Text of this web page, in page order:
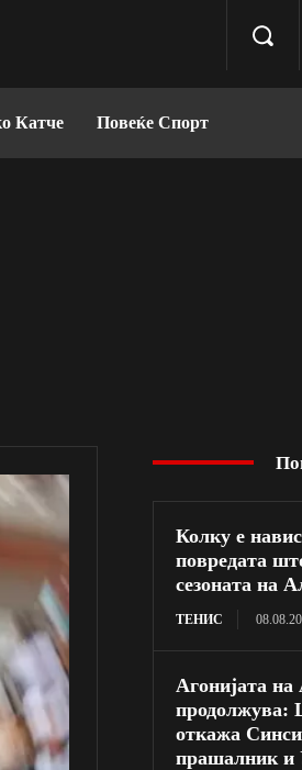
Катче Повеќе Спорт
Колку е
повредата
сезоната на
ТЕНИС
Агонијата на
продолжува:
откажа
прашалник